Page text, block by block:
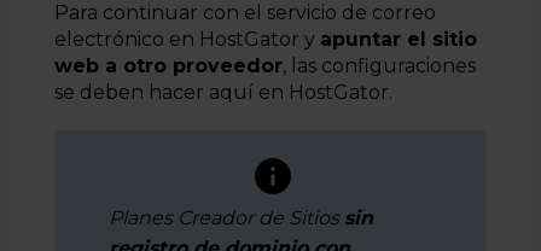
Para continuar con el servicio de correo
electrónico en HostGator y apuntar el sitio
web a otro proveedor, las configuraciones
se deben hacer aquí en HostGator.
Planes Creador de Sitios sin